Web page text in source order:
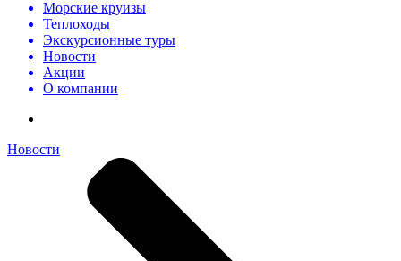
Морские круизы
Теплоходы
Экскурсионные туры
Новости
Акции
О компании
Новости